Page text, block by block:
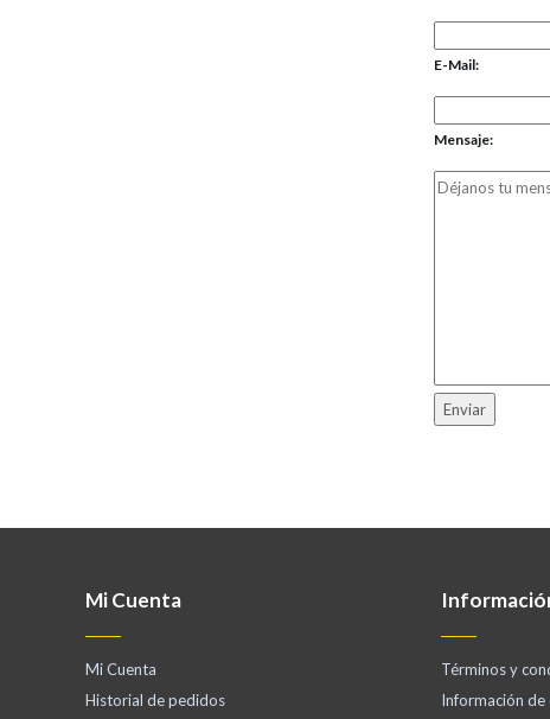
E-Mail:
Mensaje:
Mi Cuenta
Mi Cuenta
Historial de pedidos
Términos y
Información de